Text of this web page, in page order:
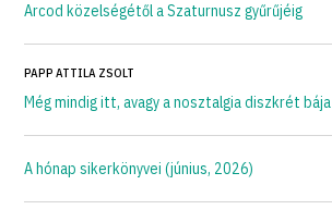
Arcod közelségétől a Szaturnusz gyűrűjéig
PAPP ATTILA ZSOLT
Még mindig itt, avagy a nosztalgia diszkrét bája
A hónap sikerkönyvei (június, 2026)